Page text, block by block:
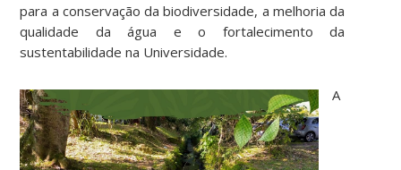
para a conservação da biodiversidade, a melhoria da
qualidade da água e o fortalecimento da
sustentabilidade na Universidade.
A